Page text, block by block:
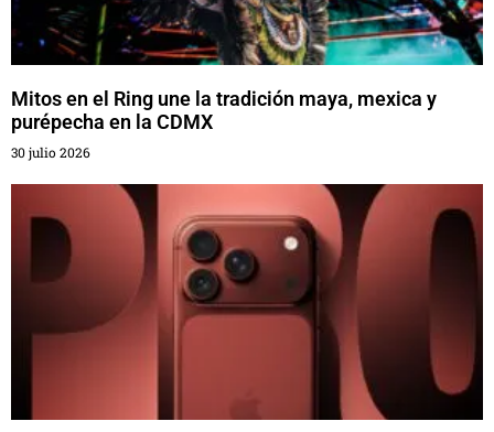
Mitos en el Ring une la tradición maya, mexica y
purépecha en la CDMX
30 julio 2026